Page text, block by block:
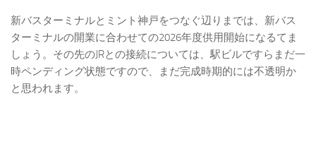
新バスターミナルとミント神戸をつなぐ辺りまでは、新バス
ターミナルの開業に合わせての2026年度供用開始になるてま
しょう。その先のJRとの接続については、駅ビルですらまだ一
時ペンディング状態ですので、まだ完成時期的には不透明か
と思われます。